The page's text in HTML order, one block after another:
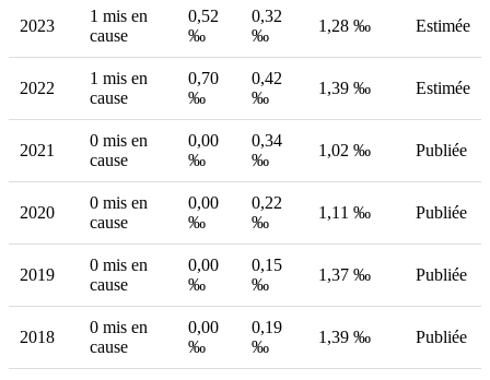
2023
1 mis en
cause
0,52
‰
0,32
‰
1,28 ‰ Estimée
2022
1 mis en
cause
0,70
‰
0,42
‰
1,39 ‰ Estimée
2021
0 mis en
cause
0,00
‰
0,34
‰
1,02 ‰ Publiée
2020
0 mis en
cause
0,00
‰
0,22
‰
1,11 ‰ Publiée
2019
0 mis en
cause
0,00
‰
0,15
‰
1,37 ‰ Publiée
2018
0 mis en
cause
0,00
‰
0,19
‰
1,39 ‰ Publiée